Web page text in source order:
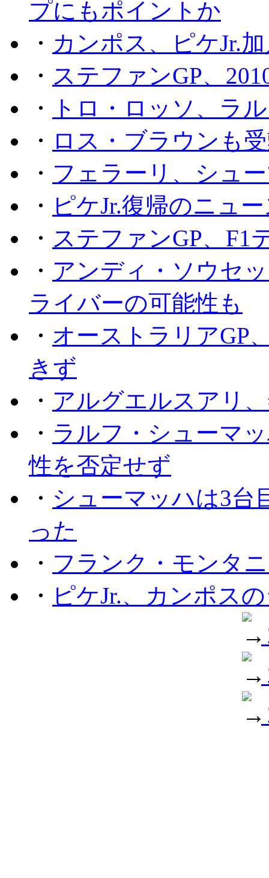
プにもポイントか
・ カンポス、ピケJr.
・ ステファンGP、
・
トロ・ロッソ、ラ
・ ロス・ブラウンも
・ フェラーリ、シュ
・ ピケJr.復帰のニュ
・ ステファンGP、F1
・ アンディ・ソウセ
ライバーの可能性も
・ オーストラリアGP
きず
・ アルグエルスアリ
・ ラルフ・シューマ
性を否定せず
・ シューマッハは3台
った
・ フランク・モンタ
・ ピケJr.、カンポス